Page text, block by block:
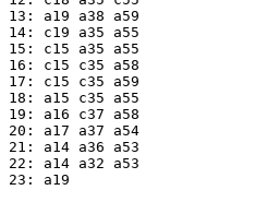
13: a19 a38 a59
14: c19 a35 a55
15: c15 a35 a55
16: c15 c35 a58
17: c15 c35 a59
18: a15 c35 a55
19: a16 c37 a58
20: a17 a37 a54
21: a14 a36 a53
22: a14 a32 a53
23: a19